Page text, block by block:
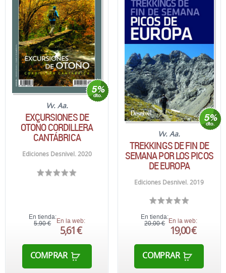
Vv. Aa.
EXCURSIONES DE
OTOÑO CORDILLERA
CANTÁBRICA
Ediciones Desnivel. 2020
En tienda:
5,90 €
En la web:
5,61 €
COMPRAR
Vv. Aa.
TREKKINGS DE FIN DE
SEMANA POR LOS PICOS
DE EUROPA
Ediciones Desnivel. 2019
En tienda:
20,00 €
En la web:
19,00 €
COMPRAR